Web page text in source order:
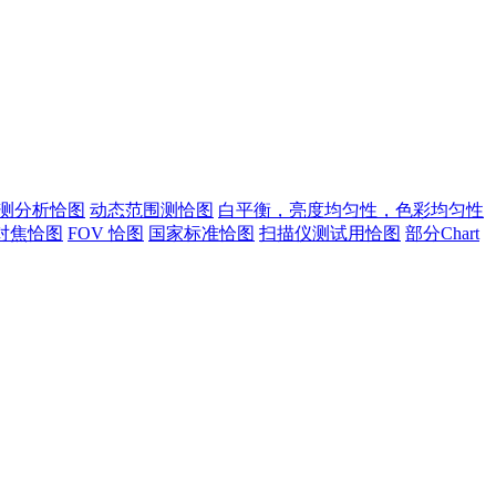
分析恰图 动态范围测恰图 白平衡，亮度均匀性，色彩均匀性
焦恰图 FOV 恰图 国家标准恰图 扫描仪测试用恰图 部分Chart